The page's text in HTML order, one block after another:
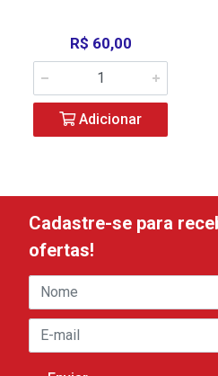
R$ 60,00
Adicionar
Cadastre-se para
ofertas!